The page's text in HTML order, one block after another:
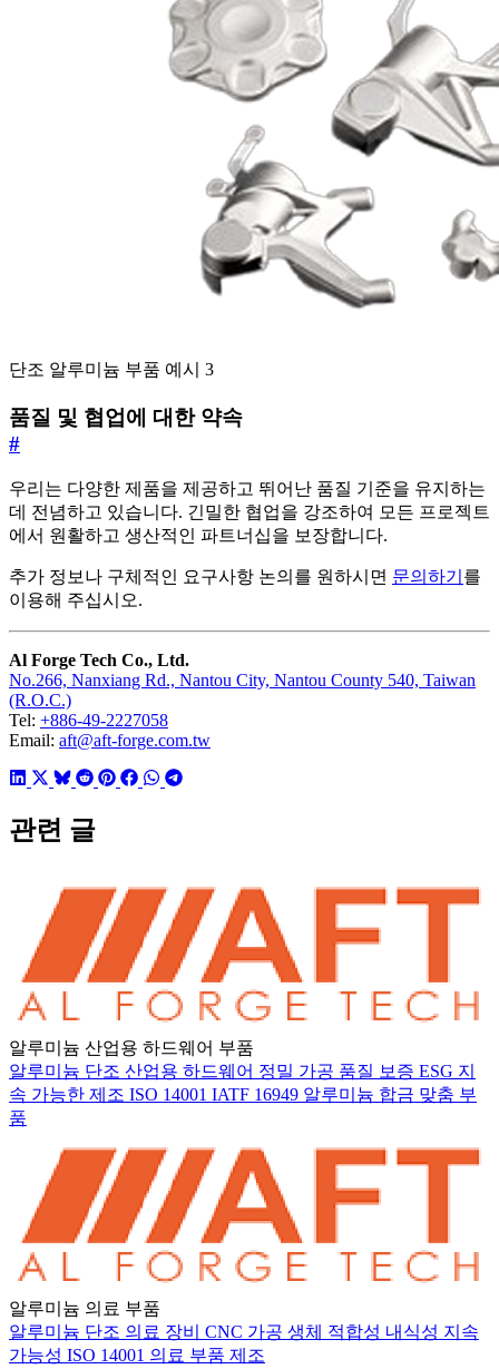
단조 알루미늄 부품 예시 3
품질 및 협업에 대한 약속
#
우리는 다양한 제품을 제공하고 뛰어난 품질 기준을 유지하는
데 전념하고 있습니다. 긴밀한 협업을 강조하여 모든 프로젝트
에서 원활하고 생산적인 파트너십을 보장합니다.
추가 정보나 구체적인 요구사항 논의를 원하시면 문의하기 를
이용해 주십시오.
Al Forge Tech Co., Ltd.
No.266, Nanxiang Rd., Nantou City, Nantou County 540, Taiwan
(R.O.C.)
Tel: +886-49-2227058
Email: aft@aft-forge.com.tw
관련 글
알루미늄 산업용 하드웨어 부품
알루미늄 단조 산업용 하드웨어 정밀 가공 품질 보증 ESG 지
속 가능한 제조 ISO 14001 IATF 16949 알루미늄 합금 맞춤 부
품
알루미늄 의료 부품
알루미늄 단조 의료 장비 CNC 가공 생체 적합성 내식성 지속
가능성 ISO 14001 의료 부품 제조